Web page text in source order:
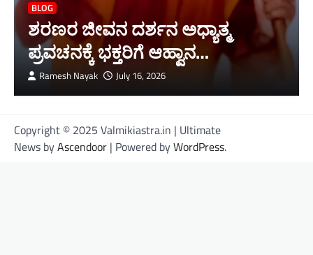
BLOG
ಶರಣರ ಜೀವನ ದರ್ಶನ ಅಧ್ಯಾತ್ಮ
ಪ್ರವಚನಕ್ಕೆ ಭಕ್ತರಿಗೆ ಆಹ್ವಾನ…
Ramesh Nayak July 16, 2026
Copyright © 2025 Valmikiastra.in | Ultimate
News byAscendoor | Powered byWordPress.